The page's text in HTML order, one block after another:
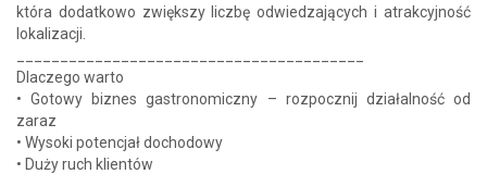
która dodatkowo zwiększy liczbę odwiedzających i atrakcyjność
lokalizacji.
Dlaczego warto
• Gotowy biznes gastronomiczny – rozpocznij działalność od
zaraz
• Wysoki potencjał dochodowy
• Duży ruch klientów